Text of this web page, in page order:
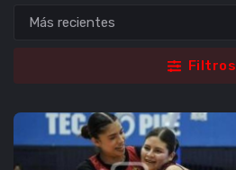
Filtros